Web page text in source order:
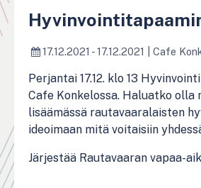
17.12.2021 - 17.12.2021 |Cafe
Perjantai 17.12. klo 13
Cafe Konkelossa. Haluatko olla
lisäämässä rautavaaralaisten
ideoimaan mitä voitaisiin
Järjestää Rautavaaran vapaa-